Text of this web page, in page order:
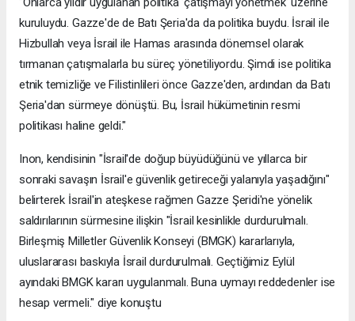
kuruluydu. Gazze'de de Batı Şeria'da da politika buydu. İsrail ile
Hizbullah veya İsrail ile Hamas arasında dönemsel olarak
tırmanan çatışmalarla bu süreç yönetiliyordu. Şimdi ise politika
etnik temizliğe ve Filistinlileri önce Gazze'den, ardından da Batı
Şeria'dan sürmeye dönüştü. Bu, İsrail hükümetinin resmi
politikası haline geldi."
Inon, kendisinin "İsrail'de doğup büyüdüğünü ve yıllarca bir
sonraki savaşın İsrail'e güvenlik getireceği yalanıyla yaşadığını"
belirterek İsrail'in ateşkese rağmen Gazze Şeridi'ne yönelik
saldırılarının sürmesine ilişkin "İsrail kesinlikle durdurulmalı.
Birleşmiş Milletler Güvenlik Konseyi (BMGK) kararlarıyla,
uluslararası baskıyla İsrail durdurulmalı. Geçtiğimiz Eylül
ayındaki BMGK kararı uygulanmalı. Buna uymayı reddedenler ise
hesap vermeli." diye konuştu